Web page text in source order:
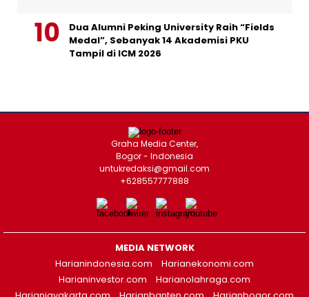
Dua Alumni Peking University Raih “Fields
Medal”, Sebanyak 14 Akademisi PKU
Tampil di ICM 2026
Graha Media Center,
Bogor - Indonesia
untukredaksi@gmail.com
+628557777888
MEDIA NETWORK
Harianindonesia.com
Harianekonomi.com
Harianinvestor.com
Harianolahraga.com